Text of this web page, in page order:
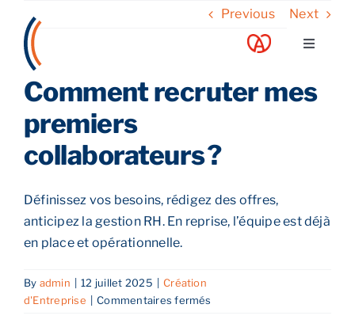
content
Toggle
A propos
Nos services
Blog
Nos offres
Previous Next
Comment recruter mes
premiers
collaborateurs ?
Définissez vos besoins, rédigez des offres,
anticipez la gestion RH. En reprise, l’équipe est déjà
en place et opérationnelle.
By admin | 12 juillet 2025 | Création
d'Entreprise | Commentaires fermés